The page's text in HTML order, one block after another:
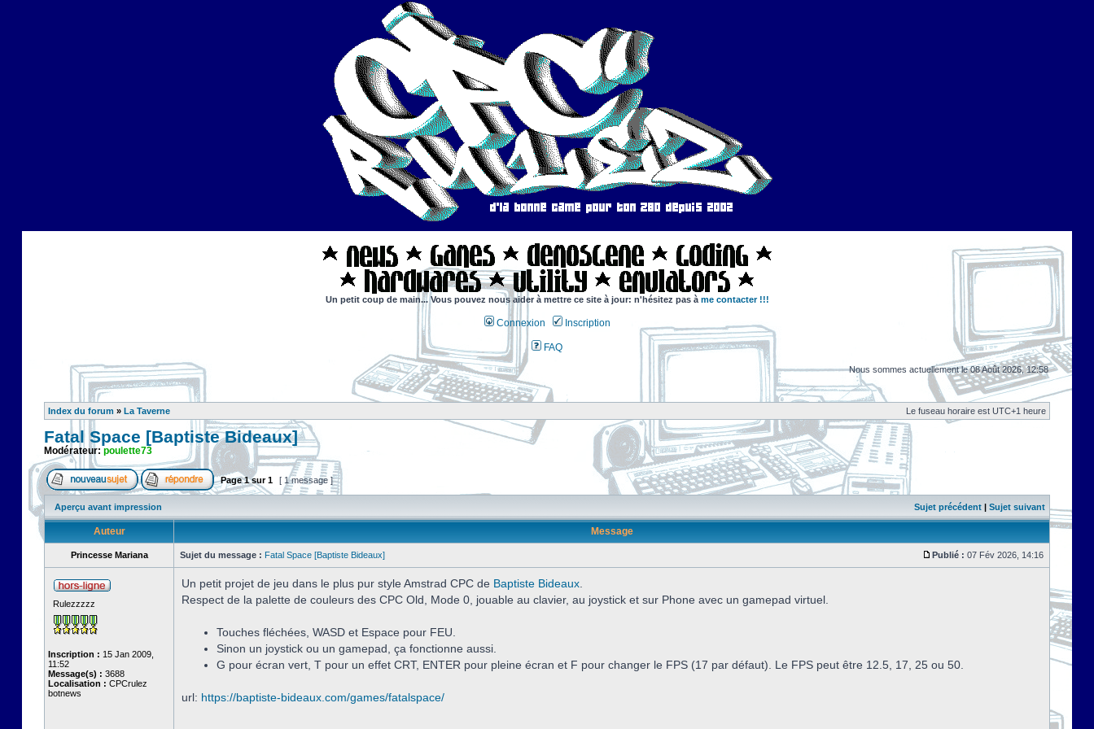
Un petit coup de main... Vous pouvez nous aider à mettre ce site à jour: n'hésitez pas à me contacter !!!
Connexion Inscription
FAQ
Nous sommes actuellement le 08 Août 2026, 12:58
Index du forum » La Taverne Le fuseau horaire est UTC+1 heure
Fatal Space [Baptiste Bideaux]
Modérateur: poulette73
Page1sur1 [ 1 message ]
Aperçu avant impression Sujet précédent | Sujet suivant
Auteur Message
Princesse Mariana Sujet du message : Fatal Space [Baptiste Bideaux] Publié : 07 Fév 2026, 14:16
Rulezzzzz
Inscription : 15 Jan 2009,
11:52
Message(s) : 3688
Localisation : CPCrulez
botnews
Un petit projet de jeu dans le plus pur style Amstrad CPC de Baptiste Bideaux
Respect de la palette de couleurs des CPC Old, Mode 0, jouable au clavier, au joystick et sur Phone avec un gamepad virtuel.
Touches fléchées, WASD et Espace pour FEU.
Sinon un joystick ou un gamepad, ça fonctionne aussi.
G pour écran vert, T pour un effet CRT, ENTER pour pleine écran et F pour changer le FPS (17 par défaut). Le FPS peut être 12.5, 17, 25 ou 50.
url: https://baptiste-bideaux.com/games/fatalspace/